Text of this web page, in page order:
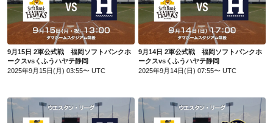
9月15日 2軍公式戦 福岡ソフトバンクホークスvsくふうハヤテ静岡
9月15日 2軍公式戦 福岡ソフトバンクホ
ークスvsくふうハヤテ静岡
2025年9月15日(月) 03:55〜 UTC
9月14日 2軍公式戦 福岡ソフトバンクホークスvsくふうハヤテ静岡
9月14日 2軍公式戦 福岡ソフトバンクホ
ークスvsくふうハヤテ静岡
2025年9月14日(日) 07:55〜 UTC